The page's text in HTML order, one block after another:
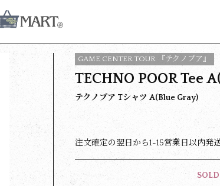
GAME CENTER TOUR 『テクノプア』
TECHNO POOR Tee
テクノプア Tシャツ A(Blue Gray)
注文確定の翌日から1-15営業日以内発